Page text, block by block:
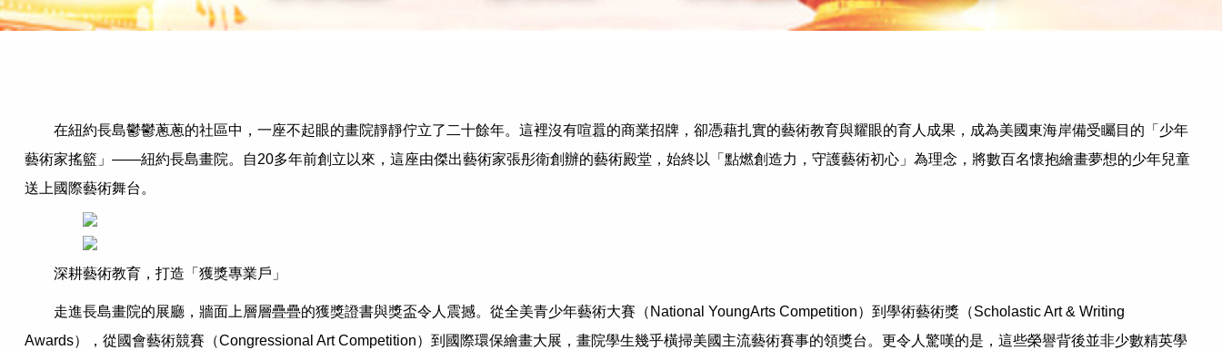
在紐約長島鬱鬱蔥蔥的社區中，一座不起眼的畫院靜靜佇立了二十餘年。這裡沒有喧囂的商業招牌，卻憑藉扎實的藝術教育與耀眼的育人成果，成為美國東海岸備受矚目的「少年
藝術家搖籃」——紐約長島畫院。自20多年前創立以來，這座由傑出藝術家張彤衛創辦的藝術殿堂，始終以「點燃創造力，守護藝術初心」為理念，將數百名懷抱繪畫夢想的少年兒童
送上國際藝術舞台。
深耕藝術教育，打造「獲獎專業戶」
走進長島畫院的展廳，牆面上層層疊疊的獲獎證書與獎盃令人震撼。從全美青少年藝術大賽（National YoungArts Competition）到學術藝術獎（Scholastic Art & Writing
Awards），從國會藝術競賽（Congressional Art Competition）到國際環保繪畫大展，畫院學生幾乎橫掃美國主流藝術賽事的領獎台。更令人驚嘆的是，這些榮譽背後並非少數精英學